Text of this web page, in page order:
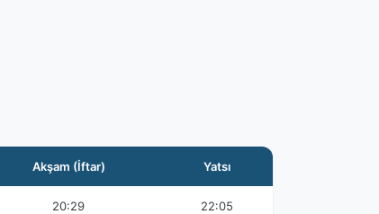
Akşam (İftar) Yatsı
20:29 22:05